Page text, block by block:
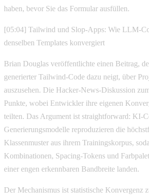
haben, bevor Sie das Formular ausfüllen.
[05:04] Tailwind und Slop-Apps: Wie LLM-
denselben Templates konvergiert
Brian Douglas veröffentlichte einen Beitrag,
generierter Tailwind-Code dazu neigt, über
auszusehen. Die Hacker-News-Diskussion
Punkte, wobei Entwickler ihre eigenen
teilten. Das Argument ist straightforward: KI-
Generierungsmodelle reproduzieren die
Klassenmuster aus ihrem Trainingskorpus,
Kombinationen, Spacing-Tokens und
einer engen erkennbaren Bandbreite landen.
Der Mechanismus ist statistische Konvergenz